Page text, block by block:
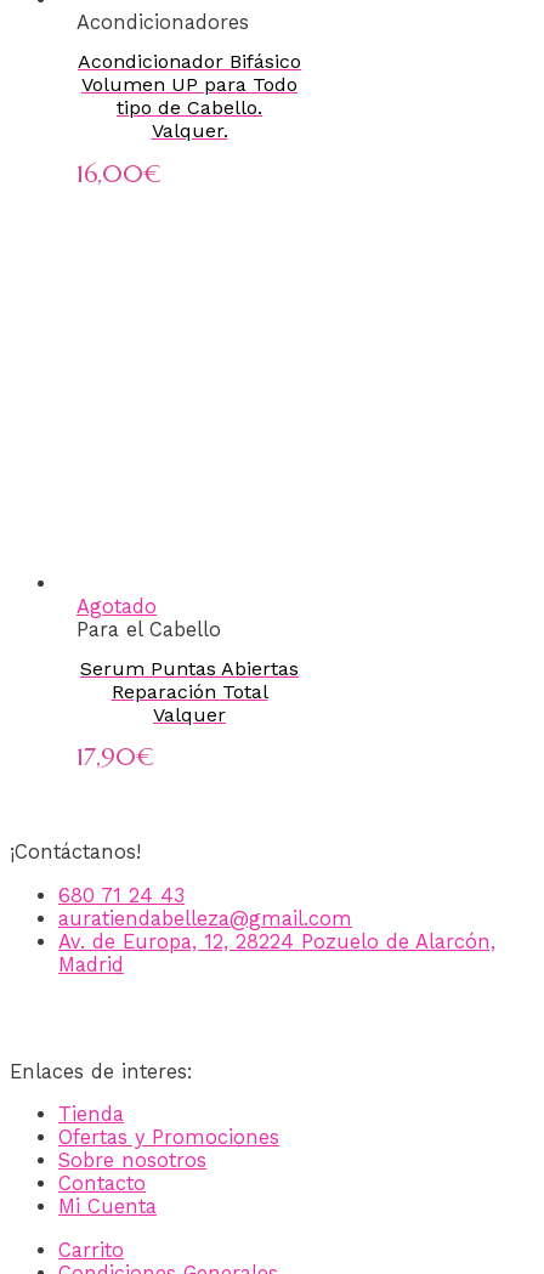
Acondicionadores
Acondicionador Bifásico
Volumen UP para Todo
tipo de Cabello.
Valquer.
16,00€
Agotado
Para el Cabello
Serum Puntas Abiertas
Reparación Total
Valquer
17,90€
¡Contáctanos!
680 71 24 43
auratiendabelleza@gmail.com
Av. de Europa, 12, 28224 Pozuelo de Alarcón,
Madrid
Enlaces de interes:
Tienda
Ofertas y Promociones
Sobre nosotros
Contacto
Mi Cuenta
Carrito